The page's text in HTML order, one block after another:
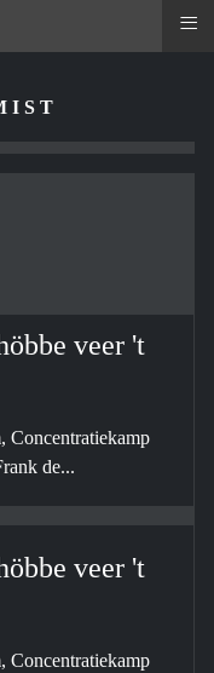
I S T
veer 't
Concentratiekamp
de...
veer 't
Concentratiekamp
≡